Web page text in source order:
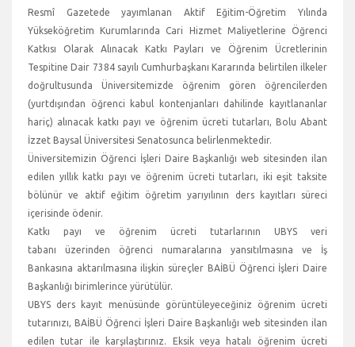
Resmî Gazetede yayımlanan Aktif Eğitim-Öğretim Yılında
Yükseköğretim Kurumlarında Cari Hizmet Maliyetlerine Öğrenci
Katkısı Olarak Alınacak Katkı Payları ve Öğrenim Ücretlerinin
Tespitine Dair 7384 sayılı Cumhurbaşkanı Kararında belirtilen ilkeler
doğrultusunda Üniversitemizde öğrenim gören öğrencilerden
(yurtdışından öğrenci kabul kontenjanları dahilinde kayıtlananlar
hariç) alınacak katkı payı ve öğrenim ücreti tutarları, Bolu Abant
İzzet Baysal Üniversitesi Senatosunca belirlenmektedir.
Üniversitemizin Öğrenci İşleri Daire Başkanlığı web sitesinden ilan
edilen yıllık katkı payı ve öğrenim ücreti tutarları, iki eşit taksite
bölünür ve aktif eğitim öğretim yarıyılının ders kayıtları süreci
içerisinde ödenir.
Katkı payı ve öğrenim ücreti tutarlarının UBYS veri
tabanı üzerinden öğrenci numaralarına yansıtılmasına ve İş
Bankasına aktarılmasına ilişkin süreçler BAİBÜ Öğrenci İşleri Daire
Başkanlığı birimlerince yürütülür.
UBYS ders kayıt menüsünde görüntüleyeceğiniz öğrenim ücreti
tutarınızı, BAİBÜ Öğrenci İşleri Daire Başkanlığı web sitesinden ilan
edilen tutar ile karşılaştırınız. Eksik veya hatalı öğrenim ücreti